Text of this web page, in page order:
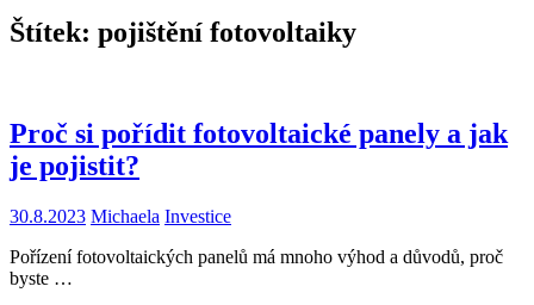
Štítek: pojištění fotovoltaiky
Proč si pořídit fotovoltaické panely a jak
je pojistit?
30.8.2023 Michaela Investice
Pořízení fotovoltaických panelů má mnoho výhod a důvodů, proč
byste …